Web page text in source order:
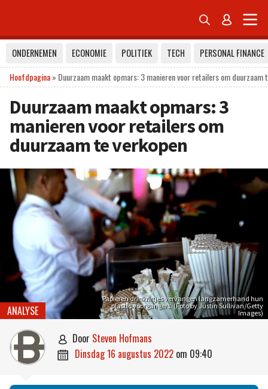
 
ONDERNEMEN ECONOMIE POLITIEK TECH
PERSONAL FINANCE
Hoofdpagina» Duurzaam maakt opmars: 3 manieren voor retailers om duurzaam
Duurzaam maakt opmars: 3
manieren voor retailers om
duurzaam te verkopen
Papieren drinkrirtjes vervangen langzamerhand hun
plastic voorgangers. (Foto by Justin Sullivan/Getty
Images)
ANALYSE
 door Steven Hofmans
 dinsdag 16 augustus 2022 om 09:40